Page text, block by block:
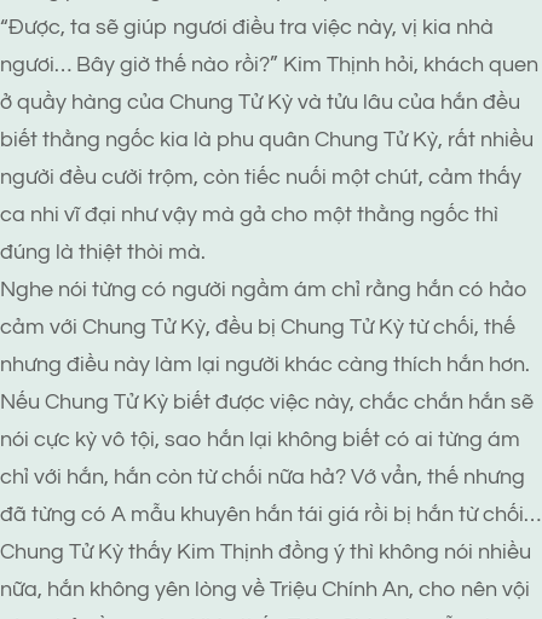
“Được, ta sẽ giúp ngươi điều tra việc này, vị kia nhà
ngươi… Bây giờ thế nào rồi?” Kim Thịnh hỏi, khách quen
ở quầy hàng của Chung Tử Kỳ và tửu lâu của hắn đều
biết thằng ngốc kia là phu quân Chung Tử Kỳ, rất nhiều
người đều cười trộm, còn tiếc nuối một chút, cảm thấy
ca nhi vĩ đại như vậy mà gả cho một thằng ngốc thì
đúng là thiệt thòi mà.
Nghe nói từng có người ngầm ám chỉ rằng hắn có hảo
cảm với Chung Tử Kỳ, đều bị Chung Tử Kỳ từ chối, thế
nhưng điều này làm lại người khác càng thích hắn hơn.
Nếu Chung Tử Kỳ biết được việc này, chắc chắn hắn sẽ
nói cực kỳ vô tội, sao hắn lại không biết có ai từng ám
chỉ với hắn, hắn còn từ chối nữa hả? Vớ vẩn, thế nhưng
đã từng có A mẫu khuyên hắn tái giá rồi bị hắn từ chối…
Chung Tử Kỳ thấy Kim Thịnh đồng ý thì không nói nhiều
nữa, hắn không yên lòng về Triệu Chính An, cho nên vội